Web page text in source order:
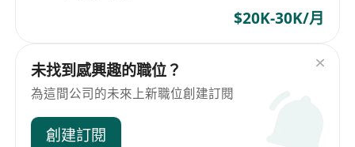
$20K-30K/月
未找到感興趣的職位？
為這間公司的未來上新職位創建訂閱
創建訂閱